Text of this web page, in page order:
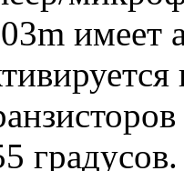
имеет